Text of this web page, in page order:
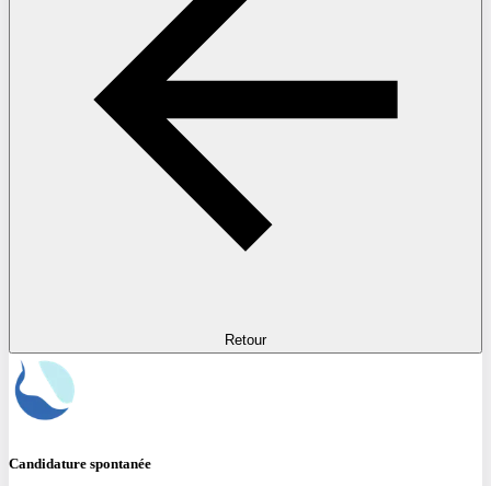
Retour
Candidature spontanée